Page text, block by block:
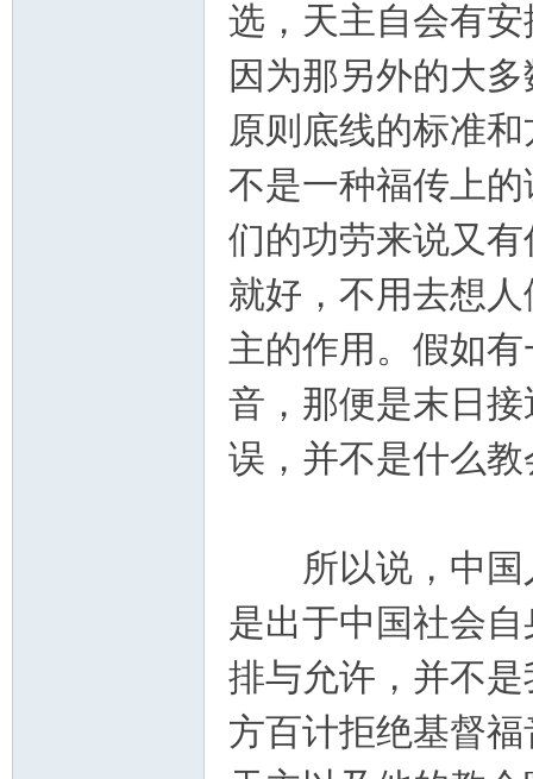
选，天主自会有
因为那另外的大
原则底线的标准
不是一种福传上
们的功劳来说又
就好，不用去想
主的作用。假如
音，那便是末日
误，并不是什么
所以说，中国
是出于中国社会
排与允许，并不
方百计拒绝基督